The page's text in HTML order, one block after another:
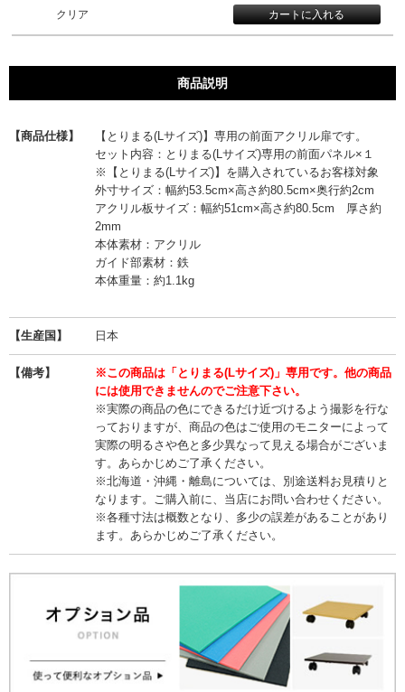
クリア
商品説明
【商品仕様】
【とりまる(Lサイズ)】専用の前面アクリル扉です。
セット内容：とりまる(Lサイズ)専用の前面パネル×１
※【とりまる(Lサイズ)】を購入されているお客様対象
外寸サイズ：幅約53.5cm×高さ約80.5cm×奥行約2cm
アクリル板サイズ：幅約51cm×高さ約80.5cm 厚さ約
2mm
本体素材：アクリル
ガイド部素材：鉄
本体重量：約1.1kg
【生産国】 日本
【備考】
※この商品は「とりまる(Lサイズ)」専用です。他の商品
には使用できませんのでご注意下さい。
※実際の商品の色にできるだけ近づけるよう撮影を行な
っておりますが、商品の色はご使用のモニターによって
実際の明るさや色と多少異なって見える場合がございま
す。あらかじめご了承ください。
※北海道・沖縄・離島については、別途送料お見積りと
なります。ご購入前に、当店にお問い合わせください。
※各種寸法は概数となり、多少の誤差があることがあり
ます。あらかじめご了承ください。